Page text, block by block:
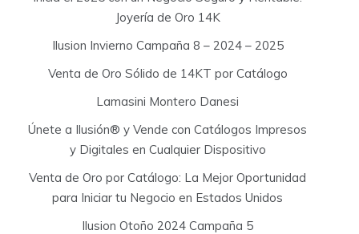
Joyería de Oro 14K
Ilusion Invierno Campaña 8 – 2024 – 2025
Venta de Oro Sólido de 14KT por Catálogo
Lamasini Montero Danesi
Únete a Ilusión® y Vende con Catálogos Impresos
y Digitales en Cualquier Dispositivo
Venta de Oro por Catálogo: La Mejor Oportunidad
para Iniciar tu Negocio en Estados Unidos
Ilusion Otoño 2024 Campaña 5